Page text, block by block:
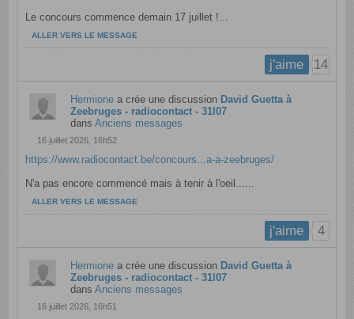
Le concours commence demain 17 juillet !...
ALLER VERS LE MESSAGE
j'aime 14
Hermione a crée une discussion David Guetta à
Zeebruges - radiocontact - 31l07
dansAnciens messages
16 juillet 2026, 16h52
https://www.radiocontact.be/concours...a-a-zeebruges/
N'a pas encore commencé mais à tenir à l'oeil......
ALLER VERS LE MESSAGE
j'aime 4
Hermione a crée une discussion David Guetta à
Zeebruges - radiocontact - 31l07
dansAnciens messages
16 juillet 2026, 16h51